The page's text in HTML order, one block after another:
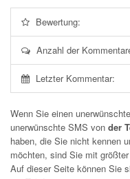
Bewertung:
Anzahl der
Letzter Kommentar:
Wenn Sie einen
unerwünschte SMS von der
haben, die Sie nicht kennen
möchten, sind Sie mit
Auf dieser Seite können Sie